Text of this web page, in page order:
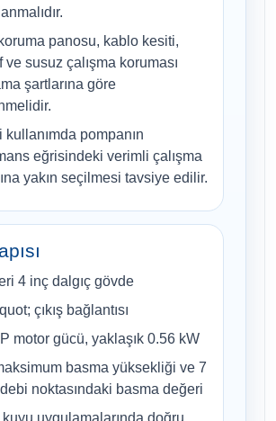
panosu, kablo kesiti,
ve susuz çalışma koruması
şartlarına göre
kullanımda pompanın
eğrisindeki verimli çalışma
yakın seçilmesi tavsiye edilir.
4 inç dalgıç gövde
çıkış bağlantısı
motor gücü, yaklaşık 0.56 kW
basma yüksekliği ve 7
noktasındaki basma değeri